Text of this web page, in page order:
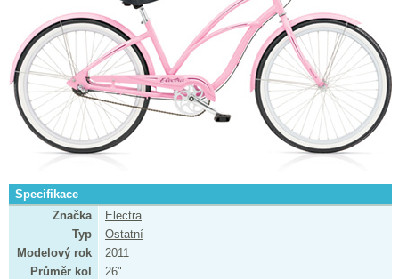
Specifikace
Značka
Electra
Typ
Ostatní
Modelový rok
2011
Průměr kol
26"